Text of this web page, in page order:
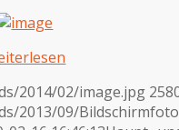
2014/02/image.jpg
2013/09/